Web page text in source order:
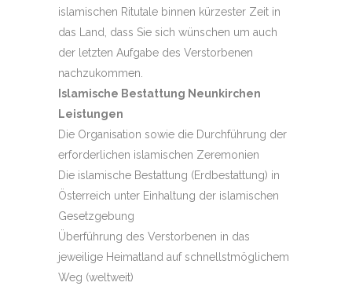
islamischen Ritutale binnen kürzester Zeit in
das Land, dass Sie sich wünschen um auch
der letzten Aufgabe des Verstorbenen
nachzukommen.
Islamische Bestattung Neunkirchen
Leistungen
Die Organisation sowie die Durchführung der
erforderlichen islamischen Zeremonien
Die islamische Bestattung (Erdbestattung) in
Österreich unter Einhaltung der islamischen
Gesetzgebung
Überführung des Verstorbenen in das
jeweilige Heimatland auf schnellstmöglichem
Weg (weltweit)